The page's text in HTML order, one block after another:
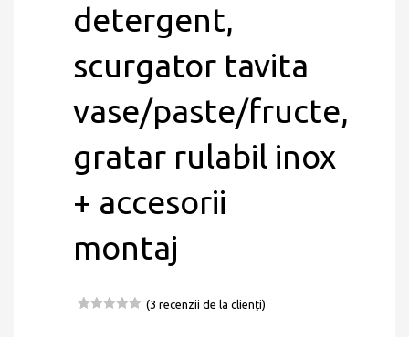
detergent,
scurgator tavita
vase/paste/fructe,
gratar rulabil inox
+ accesorii
montaj
(3 recenzii de la clienți)